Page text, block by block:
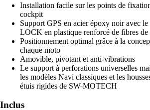
Installation facile sur les points de
cockpit
Support GPS en acier époxy noir avec
LOCK en plastique renforcé de fibres de
Positionnement optimal grâce à la
chaque moto
Amovible, pivotant et anti-vibrations
Le support à perforations universelles
les modèles Navi classiques et les
étuis rigides de SW-MOTECH
Inclus